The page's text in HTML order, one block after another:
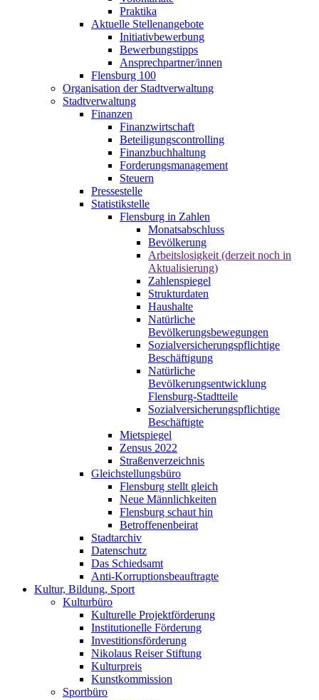
Praktika
Aktuelle Stellenangebote
Initiativbewerbung
Bewerbungstipps
Ansprechpartner/innen
Flensburg 100
Organisation der Stadtverwaltung
Stadtverwaltung
Finanzen
Finanzwirtschaft
Beteiligungscontrolling
Finanzbuchhaltung
Forderungsmanagement
Steuern
Pressestelle
Statistikstelle
Flensburg in Zahlen
Monatsabschluss
Bevölkerung
Arbeitslosigkeit (derzeit noch in
Aktualisierung)
Zahlenspiegel
Strukturdaten
Haushalte
Natürliche
Bevölkerungsbewegungen
Sozialversicherungspflichtige
Beschäftigung
Natürliche
Bevölkerungsentwicklung
Flensburg-Stadtteile
Sozialversicherungspflichtige
Beschäftigte
Mietspiegel
Zensus 2022
Straßenverzeichnis
Gleichstellungsbüro
Flensburg stellt gleich
Neue Männlichkeiten
Flensburg schaut hin
Betroffenenbeirat
Stadtarchiv
Datenschutz
Das Schiedsamt
Anti-Korruptionsbeauftragte
Kultur, Bildung, Sport
Kulturbüro
Kulturelle Projektförderung
Institutionelle Förderung
Investitionsförderung
Nikolaus Reiser Stiftung
Kulturpreis
Kunstkommission
Sportbüro